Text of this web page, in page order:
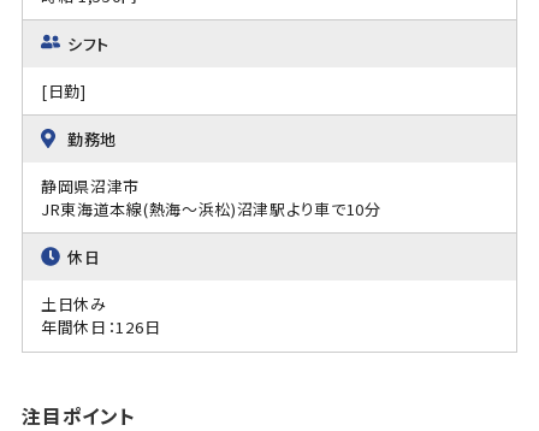
シフト
[日勤]
勤務地
静岡県沼津市
JR東海道本線(熱海～浜松)沼津駅より車で10分
休日
土日休み
年間休日：126日
注目ポイント